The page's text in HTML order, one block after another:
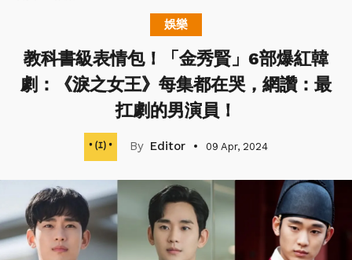
娛樂
教科書級表情包！「金秀賢」6部爆紅韓
劇：《淚之女王》每集都在哭，網讚：最
扛劇的男演員！
Editor 09 Apr, 2024